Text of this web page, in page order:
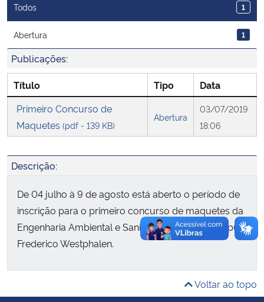
Ministério da Ciência, Tecnologia, Inovações e Comunicações
Ministério do Turismo
Controladoria-Geral da União
Ministério da Mulher, da Família e dos Direitos Humanos
Secretaria-Geral
Gabinete de Segurança Institucional
Todos 1
Abertura 1
Publicações:
Título Tipo
Data
Primeiro Concurso de
Maquetes (pdf - 139 KB)
Abertura
03/07/2019
18:06
Descrição:
De 04 julho à 9 de agosto está aberto o período de
inscrição para o primeiro concurso de maquetes da
Engenharia Ambiental e Sanitária da UFSM, Campus
Frederico Westphalen.
Voltar ao topo